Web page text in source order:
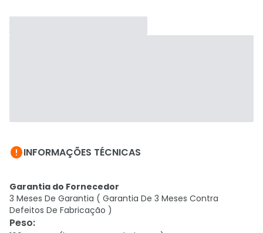
INFORMAÇÕES TÉCNICAS
Garantia do Fornecedor
3 Meses De Garantia ( Garantia De 3 Meses Contra
Defeitos De Fabricação )
Peso: